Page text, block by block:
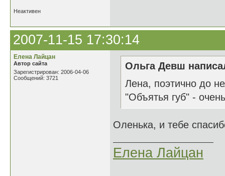
Неактивен
2007-11-15 17:30:14
Елена Лайцан
Автор сайта
Зарегистрирован: 2006-04-06
Сообщений: 3721
Ольга Девш
Лена, поэтично до
"Объятья губ" -
Оленька, и тебе
Елена Лайцан